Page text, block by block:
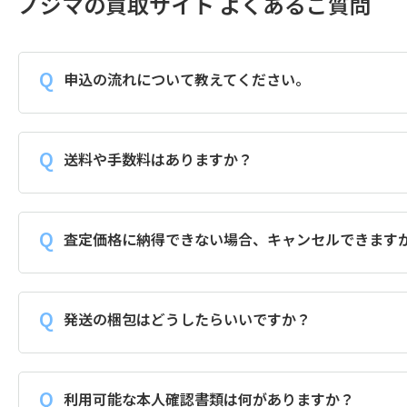
申込の流れについて教えてください。
送料や手数料はありますか？
査定価格に納得できない場合、キャンセルできます
発送の梱包はどうしたらいいですか？
利用可能な本人確認書類は何がありますか？